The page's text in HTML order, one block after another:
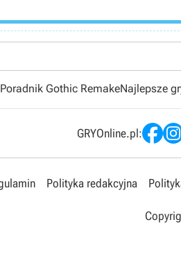
Poradnik Gothic RemakeNajlepsze
GRYOnline.pl:
Polityka redakcyjna